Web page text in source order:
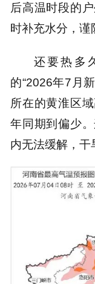
后高温时段的
时补充水分，谨
还要热多
的“2026年7月
所在的黄淮区
年同期到偏少
内无法缓解，干